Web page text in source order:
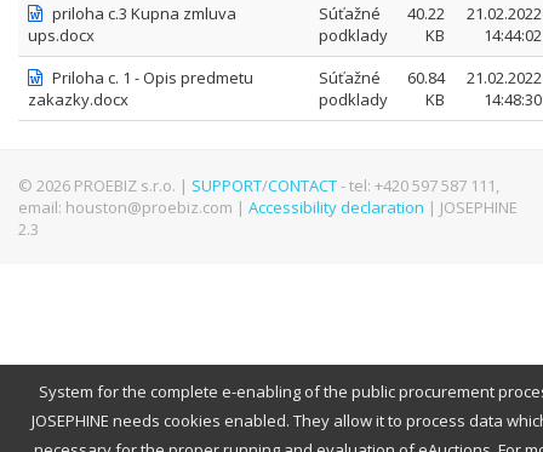
priloha c.3 Kupna zmluva
ups.docx
Súťažné
podklady
40.22
KB
21.02.2022
14:44:02
Priloha c. 1 - Opis predmetu
zakazky.docx
Súťažné
podklady
60.84
KB
21.02.2022
14:48:30
© 2026 PROEBIZ s.r.o. | SUPPORT/CONTACT- tel: +420 597 587 111,
email: houston@proebiz.com | Accessibility declaration | JOSEPHINE
2.3
System for the complete e-enabling of the public procurement
JOSEPHINE needs cookies enabled. They allow it to process data